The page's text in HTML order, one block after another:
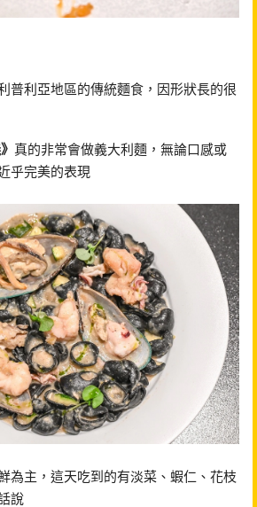
普利亞地區的傳統麵食，因形狀長的很
真的非常會做義大利麵，無論口感或
乎完美的表現
為主，這天吃到的有淡菜、蝦仁、花枝
說